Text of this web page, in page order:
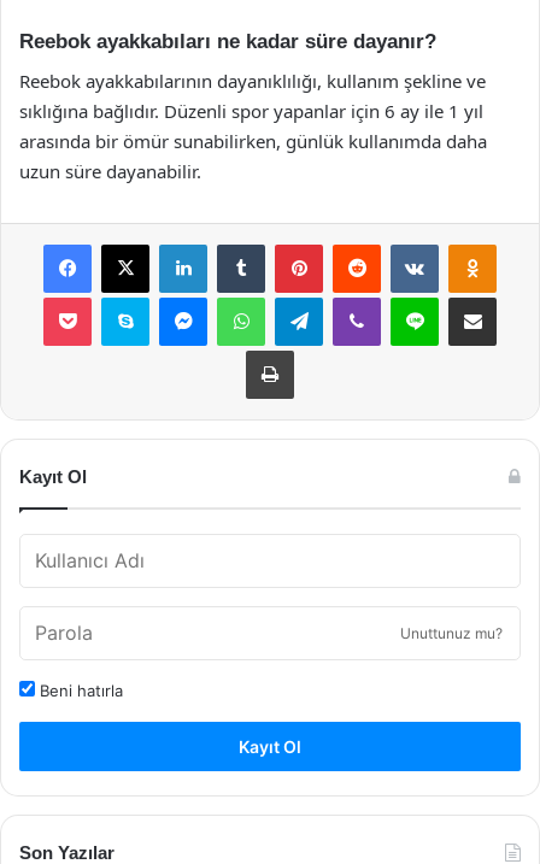
Reebok ayakkabıları ne kadar süre dayanır?
Reebok ayakkabılarının dayanıklılığı, kullanım şekline ve
sıklığına bağlıdır. Düzenli spor yapanlar için 6 ay ile 1 yıl
arasında bir ömür sunabilirken, günlük kullanımda daha
uzun süre dayanabilir.
Facebook
X LinkedInTumblr PinterestReddit VKontakte
Pocket Skype MessengerWhatsAppTelegramViber Line E-Posta ile
Yazdır
Kayıt Ol
Unuttunuz mu?
Beni hatırla
Kayıt Ol
Son Yazılar